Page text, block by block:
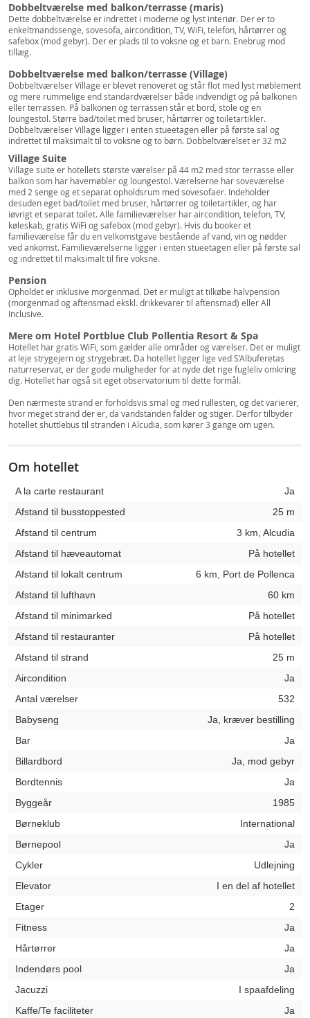
Dobbeltværelse med balkon/terrasse (maris)
Dette dobbeltværelse er indrettet i moderne og lyst interiør. Der er to
enkeltmandssenge, sovesofa, aircondition, TV, WiFi, telefon, hårtørrer og
safebox (mod gebyr). Der er plads til to voksne og et barn. Enebrug mod
tillæg.
Dobbeltværelse med balkon/terrasse (Village)
Dobbeltværelser Village er blevet renoveret og står flot med lyst møblement
og mere rummelige end standardværelser både indvendigt og på balkonen
eller terrassen. På balkonen og terrassen står et bord, stole og en
loungestol. Større bad/toilet med bruser, hårtørrer og toiletartikler.
Dobbeltværelser Village ligger i enten stueetagen eller på første sal og
indrettet til maksimalt til to voksne og to børn. Dobbeltværelset er 32 m2
Village Suite
Village suite er hotellets største værelser på 44 m2 med stor terrasse eller
balkon som har havemøbler og loungestol. Værelserne har soveværelse
med 2 senge og et separat opholdsrum med sovesofaer. Indeholder
desuden eget bad/toilet med bruser, hårtørrer og toiletartikler, og har
iøvrigt et separat toilet. Alle familieværelser har aircondition, telefon, TV,
køleskab, gratis WiFi og safebox (mod gebyr). Hvis du booker et
familieværelse får du en velkomstgave bestående af vand, vin og nødder
ved ankomst. Familieværelserne ligger i enten stueetagen eller på første sal
og indrettet til maksimalt til fire voksne.
Pension
Opholdet er inklusive morgenmad. Det er muligt at tilkøbe halvpension
(morgenmad og aftensmad ekskl. drikkevarer til aftensmad) eller All
Inclusive.
Mere om Hotel Portblue Club Pollentia Resort & Spa
Hotellet har gratis WiFi, som gælder alle områder og værelser. Det er muligt
at leje strygejern og strygebræt. Da hotellet ligger lige ved S’Albuferetas
naturreservat, er der gode muligheder for at nyde det rige fugleliv omkring
dig. Hotellet har også sit eget observatorium til dette formål.
Den nærmeste strand er forholdsvis smal og med rullesten, og det varierer,
hvor meget strand der er, da vandstanden falder og stiger. Derfor tilbyder
hotellet shuttlebus til stranden i Alcudia, som kører 3 gange om ugen.
Om hotellet
A la carte restaurant
Ja
Afstand til busstoppested
25 m
Afstand til centrum
3 km, Alcudia
Afstand til hæveautomat
På hotellet
Afstand til lokalt centrum
6 km, Port de Pollenca
Afstand til lufthavn
60 km
Afstand til minimarked
På hotellet
Afstand til restauranter
På hotellet
Afstand til strand
25 m
Aircondition
Ja
Antal værelser
532
Babyseng
Ja, kræver bestilling
Bar
Ja
Billardbord
Ja, mod gebyr
Bordtennis
Ja
Byggeår
1985
Børneklub
International
Børnepool
Ja
Cykler
Udlejning
Elevator
I en del af hotellet
Etager
2
Fitness
Ja
Hårtørrer
Ja
Indendørs pool
Ja
Jacuzzi
I spaafdeling
Kaffe/Te faciliteter
Ja